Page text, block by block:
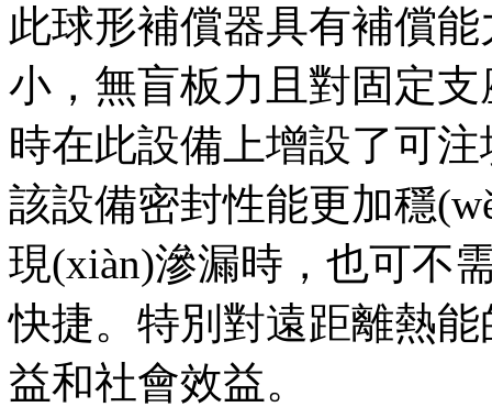
此球形補償器具有補償
小，無盲板力且對固
時在此設備上增設了可注
該設備密封性能更加穩
現(xiàn)滲漏時，也可
快捷。特別對遠距離熱
益和社會效益。